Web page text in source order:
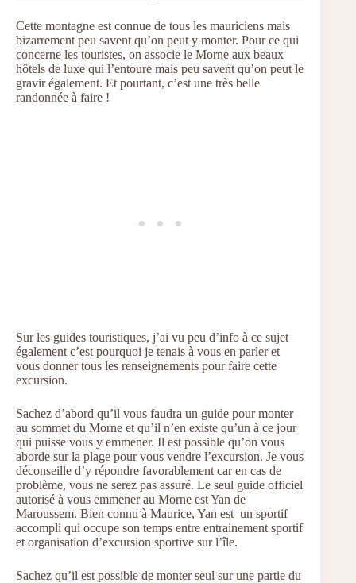
Cette montagne est connue de tous les mauriciens mais
bizarrement peu savent qu’on peut y monter. Pour ce qui
concerne les touristes, on associe le Morne aux beaux
hôtels de luxe qui l’entoure mais peu savent qu’on peut le
gravir également. Et pourtant, c’est une très belle
randonnée à faire !
Sur les guides touristiques, j’ai vu peu d’info à ce sujet
également c’est pourquoi je tenais à vous en parler et
vous donner tous les renseignements pour faire cette
excursion.
Sachez d’abord qu’il vous faudra un guide pour monter
au sommet du Morne et qu’il n’en existe qu’un à ce jour
qui puisse vous y emmener. Il est possible qu’on vous
aborde sur la plage pour vous vendre l’excursion. Je vous
déconseille d’y répondre favorablement car en cas de
problème, vous ne serez pas assuré. Le seul guide officiel
autorisé à vous emmener au Morne est Yan de
Maroussem. Bien connu à Maurice, Yan est un sportif
accompli qui occupe son temps entre entrainement sportif
et organisation d’excursion sportive sur l’île.
Sachez qu’il est possible de monter seul sur une partie du